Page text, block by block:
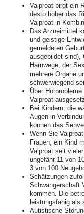
Valproat birgt ein
desto höher das
Valproat in
Das Arzneimittel
und geistige
gemeldeten
ausgebildet sind),
Harnwege, der
mehrere Organe
schwerwiegend
Über
Valproat
Bei Kindern, die
Augen in
können das
Wenn Sie
Frauen, ein Kind
Valproat seit
ungefähr 11 von
3 von 100
Schätzungen
Schwangerschaft
kommen. Die
leistungsfähig als
Autistische